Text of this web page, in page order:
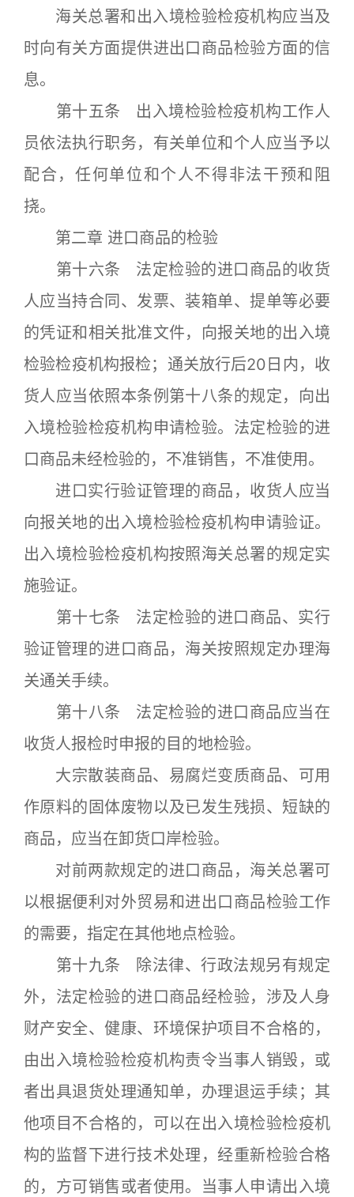
海关总署和出入境检验检疫机构应当及
时向有关方面提供进出口商品检验方面的信
息。
第十五条 出入境检验检疫机构工作人
员依法执行职务，有关单位和个人应当予以
配合，任何单位和个人不得非法干预和阻
挠。
第二章 进口商品的检验
第十六条 法定检验的进口商品的收货
人应当持合同、发票、装箱单、提单等必要
的凭证和相关批准文件，向报关地的出入境
检验检疫机构报检；通关放行后20日内，收
货人应当依照本条例第十八条的规定，向出
入境检验检疫机构申请检验。法定检验的进
口商品未经检验的，不准销售，不准使用。
进口实行验证管理的商品，收货人应当
向报关地的出入境检验检疫机构申请验证。
出入境检验检疫机构按照海关总署的规定实
施验证。
第十七条 法定检验的进口商品、实行
验证管理的进口商品，海关按照规定办理海
关通关手续。
第十八条 法定检验的进口商品应当在
收货人报检时申报的目的地检验。
大宗散装商品、易腐烂变质商品、可用
作原料的固体废物以及已发生残损、短缺的
商品，应当在卸货口岸检验。
对前两款规定的进口商品，海关总署可
以根据便利对外贸易和进出口商品检验工作
的需要，指定在其他地点检验。
第十九条 除法律、行政法规另有规定
外，法定检验的进口商品经检验，涉及人身
财产安全、健康、环境保护项目不合格的，
由出入境检验检疫机构责令当事人销毁，或
者出具退货处理通知单，办理退运手续；其
他项目不合格的，可以在出入境检验检疫机
构的监督下进行技术处理，经重新检验合格
的，方可销售或者使用。当事人申请出入境